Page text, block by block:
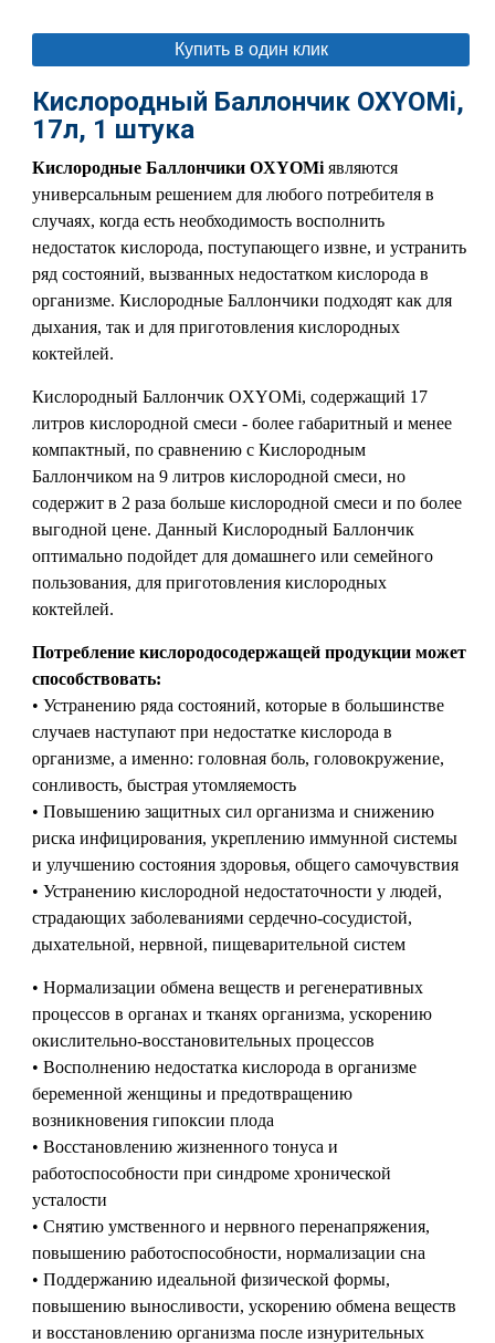
Купить в один клик
Кислородный Баллончик OXYOMi,
17л, 1 штука
Кислородные БаллончикиOXYOMiявляются
универсальным решением для любого потребителя в
случаях, когда есть необходимость восполнить
недостаток кислорода, поступающего извне, и устранить
ряд состояний, вызванных недостатком кислорода в
организме. Кислородные Баллончики подходят как для
дыхания, так и для приготовления кислородных
коктейлей.
Кислородный Баллончик OXYOMi, содержащий 17
литров кислородной смеси - более габаритный и менее
компактный, по сравнению с Кислородным
Баллончиком на 9 литров кислородной смеси, но
содержит в 2 раза больше кислородной смеси и по более
выгодной цене. Данный Кислородный Баллончик
оптимально подойдет для домашнего или семейного
пользования, для приготовления кислородных
коктейлей.
Потребление кислородосодержащей продукции может
способствовать:
• Устранению ряда состояний, которые в большинстве
случаев наступают при недостатке кислорода в
организме, а именно: головная боль, головокружение,
сонливость, быстрая утомляемость
• Повышению защитных сил организма и снижению
риска инфицирования, укреплению иммунной системы
и улучшению состояния здоровья, общего самочувствия
• Устранению кислородной недостаточности у людей,
страдающих заболеваниями сердечно-сосудистой,
дыхательной, нервной, пищеварительной систем
• Нормализации обмена веществ и регенеративных
процессов в органах и тканях организма, ускорению
окислительно-восстановительных процессов
• Восполнению недостатка кислорода в организме
беременной женщины и предотвращению
возникновения гипоксии плода
• Восстановлению жизненного тонуса и
работоспособности при синдроме хронической
усталости
• Снятию умственного и нервного перенапряжения,
повышению работоспособности, нормализации сна
• Поддержанию идеальной физической формы,
повышению выносливости, ускорению обмена веществ
и восстановлению организма после изнурительных